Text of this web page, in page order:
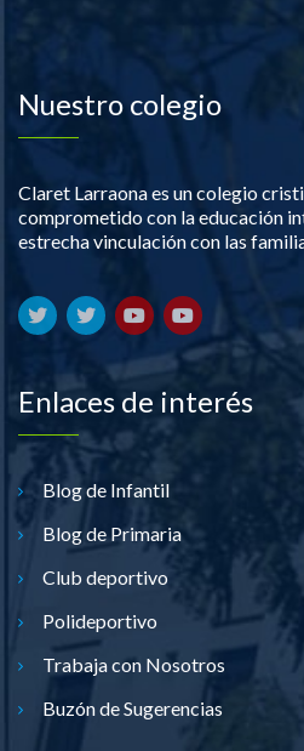
Nuestro colegio
Claret Larraona es un colegio
comprometido con la educación
estrecha vinculación con las
Enlaces de interés
Blog de Infantil
Blog de Primaria
Club deportivo
Polideportivo
Trabaja con Nosotros
Buzón de Sugerencias